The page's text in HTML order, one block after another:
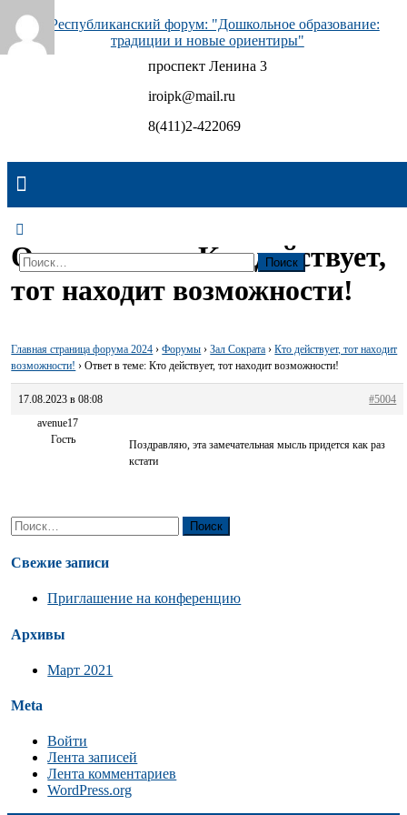
Skip
to
content
Республиканский форум: "Дошкольное образование:
традиции и новые ориентиры"
проспект Ленина 3
iroipk@mail.ru
8(411)2-422069
Найти:
Ответ в теме: Кто действует,
тот находит возможности!
Главная страница форума 2024 › Форумы › Зал Сократа › Кто действует, тот находит
возможности! › Ответ в теме: Кто действует, тот находит возможности!
17.08.2023 в 08:08
#5004
avenue17
Гость
Поздравляю, эта замечательная мысль придется как раз
кстати
Найти:
Свежие записи
Приглашение на конференцию
Архивы
Март 2021
Meta
Войти
Лента записей
Лента комментариев
WordPress.org